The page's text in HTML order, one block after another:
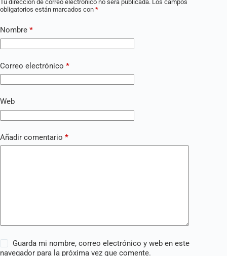
Tu dirección de correo electrónico no será publicada. Los campos
obligatorios están marcados con *
Nombre *
Correo electrónico *
Web
Añadir comentario *
Guarda mi nombre, correo electrónico y web en este
navegador para la próxima vez que comente.